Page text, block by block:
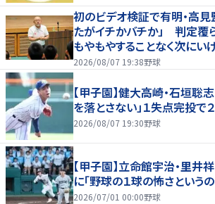
初のビデオ検証で有明・高見
たがイチかバチか」 判定覆ら
もやもやすることなく次にい
2026/08/07 19:38野球
【甲子園】健大高崎・石垣聡志
を落とさない」１失点完投で
2026/08/07 19:30野球
【甲子園】立命館宇治・里
に「野球の１球の怖さという
2026/07/01 00:00野球